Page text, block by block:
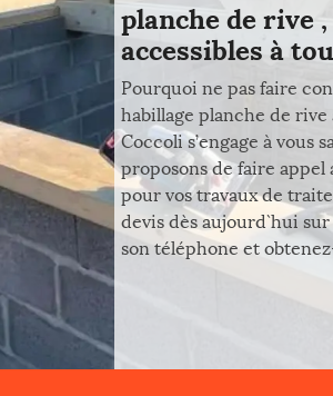
planche de rive
accessibles à
Pourquoi ne pas faire
habillage planche de rive
Coccoli s’engage à vous
proposons de faire appel
pour vos travaux de
devis dès aujourd`hui
son téléphone et